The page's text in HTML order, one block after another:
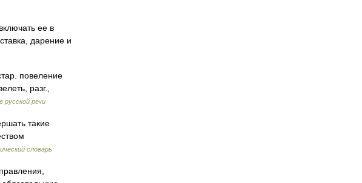
ее в
дарение и
повеление
разг.,
русской речи
такие
словарь